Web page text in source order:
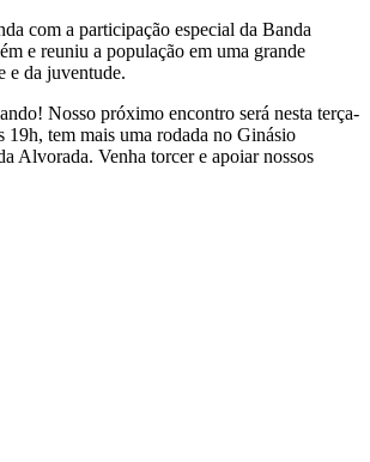
com a participação especial da Banda
e reuniu a população em uma grande
e da juventude.
Nosso próximo encontro será nesta terça-
19h, tem mais uma rodada no Ginásio
Alvorada. Venha torcer e apoiar nossos